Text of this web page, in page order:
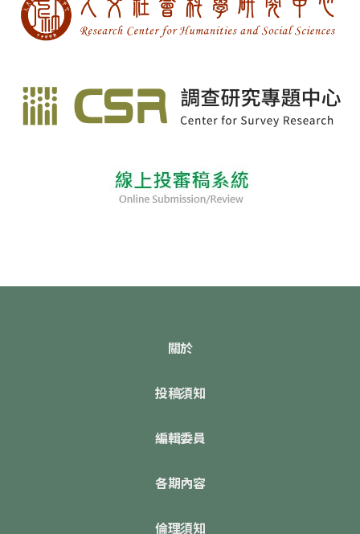
關於
投稿須知
編輯委員
各期內容
倫理須知